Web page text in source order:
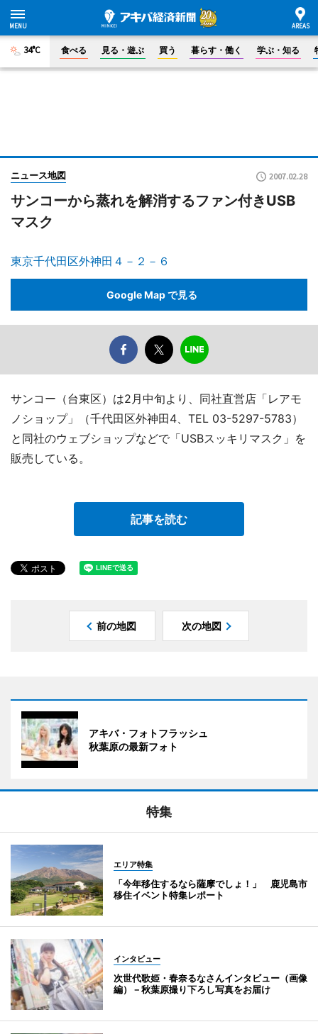
34°C 食べる 見る・遊ぶ 買う 暮らす・働く 学ぶ・知る
ニュース地図 2007.02.28
サンコーから蒸れを解消するファン付きUSB
マスク
東京千代田区外神田４－２－６
Google Map で見る
サンコー（台東区）は2月中旬より、同社直営店「レアモ
ノショップ」（千代田区外神田4、TEL 03-5297-5783）
と同社のウェブショップなどで「USBスッキリマスク」を
販売している。
記事を読む
前の地図 次の地図
アキバ・フォトフラッシュ
秋葉原の最新フォト
特集
エリア特集
「今年移住するなら薩摩でしょ！」 鹿児島市
移住イベント特集レポート
インタビュー
次世代歌姫・春奈るなさんインタビュー（画像
編）－秋葉原撮り下ろし写真をお届け